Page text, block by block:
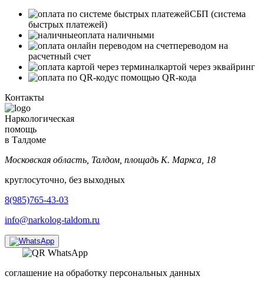
СБП (система
быстрых платежей)
оплата наличными
переводом на
расчетный счет
картой через эквайринг
с помощью QR-кода
Контакты
Наркологическая
помощь
в Талдоме
Московская область, Талдом, площадь К. Маркса, 18
круглосуточно, без выходных
8(985)765-43-03
info@narkolog-taldom.ru
соглашение на обработку персональных данных